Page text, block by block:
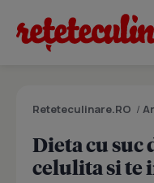
Reteteculinare.RO /
Dieta cu suc
celulita si te